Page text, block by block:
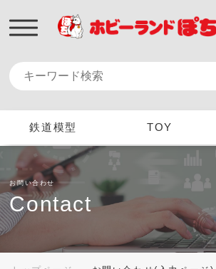
鉄道模型 TOY
お問い合わせ
Contact